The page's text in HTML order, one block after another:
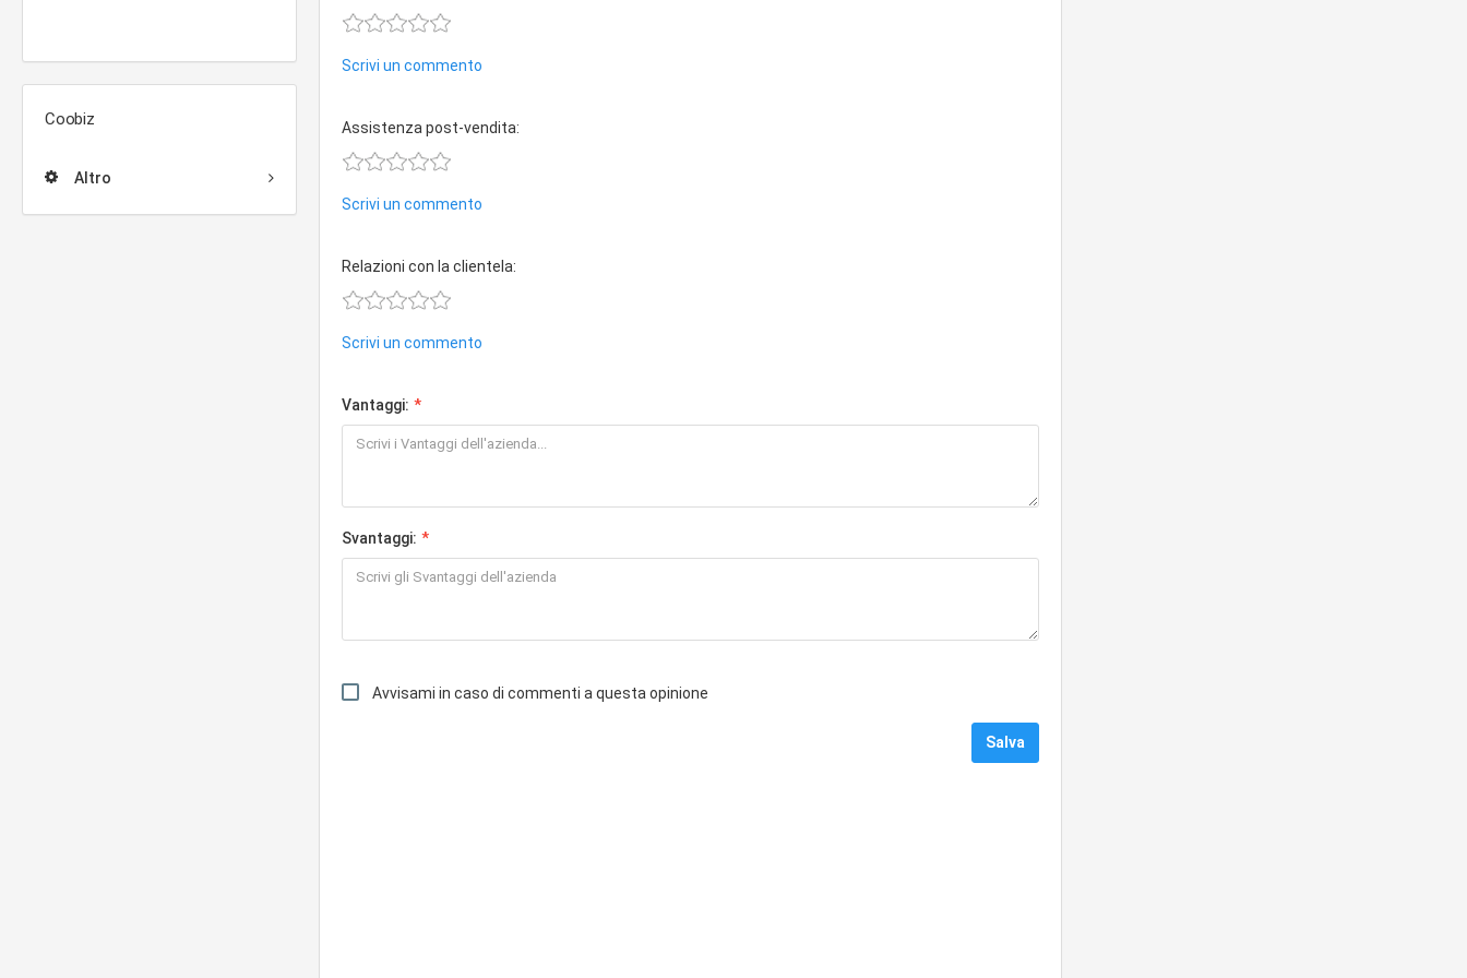
Coobiz
Altro
Scrivi un commento
Assistenza post-vendita:
Scrivi un commento
Relazioni con la clientela:
Scrivi un commento
Vantaggi:
Svantaggi:
Avvisami in caso di commenti a questa opinione